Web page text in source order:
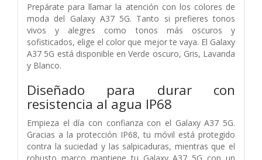
Prepárate para llamar la atención con los colores de
moda del Galaxy A37 5G. Tanto si prefieres tonos
vivos y alegres como tonos más oscuros y
sofisticados, elige el color que mejor te vaya. El Galaxy
A37 5G está disponible en Verde oscuro, Gris, Lavanda
y Blanco.
Diseñado para durar con
resistencia al agua IP68
Empieza el día con confianza con el Galaxy A37 5G.
Gracias a la protección IP68, tu móvil está protegido
contra la suciedad y las salpicaduras, mientras que el
robusto marco mantiene tu Galaxy A37 5G con un